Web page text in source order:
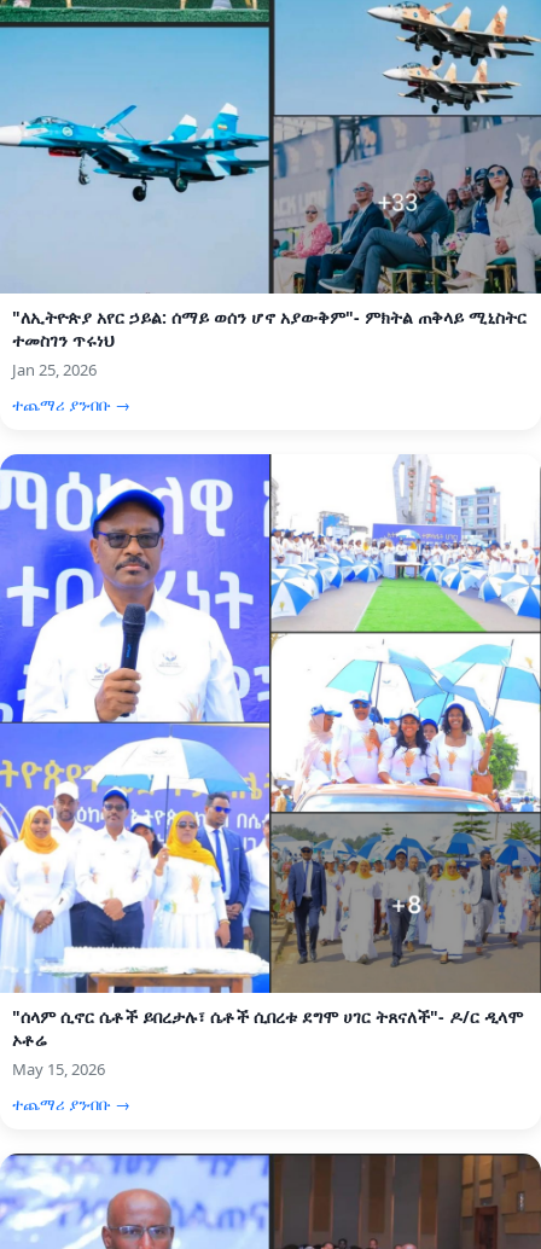
"ለኢትዮጵያ አየር ኃይል: ሰማይ ወሰን ሆኖ አያውቅም"- ምክትል ጠቅላይ ሚኒስትር
ተመስገን ጥሩነህ
Jan 25, 2026
ተጨማሪ ያንብቡ →
"ሰላም ሲኖር ሴቶች ይበረታሉ፣ ሴቶች ሲበረቱ ደግሞ ሀገር ትጸናለች"- ዶ/ር ዲላሞ
ኦቶሬ
May 15, 2026
ተጨማሪ ያንብቡ →